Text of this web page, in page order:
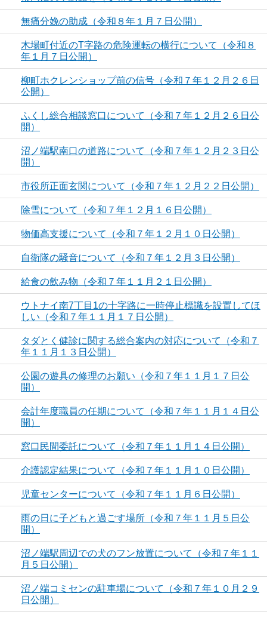
無痛分娩の助成（令和８年１月７日公開）
木場町付近のT字路の危険運転の横行について（令和８
年１月７日公開）
柳町ホクレンショップ前の信号（令和７年１２月２６日
公開）
ふくし総合相談窓口について（令和７年１２月２６日公
開）
沼ノ端駅南口の道路について（令和７年１２月２３日公
開）
市役所正面玄関について（令和７年１２月２２日公開）
除雪について（令和７年１２月１６日公開）
物価高支援について（令和７年１２月１０日公開）
自衛隊の騒音について（令和７年１２月３日公開）
給食の飲み物（令和７年１１月２１日公開）
ウトナイ南7丁目1の十字路に一時停止標識を設置してほ
しい（令和７年１１月１７日公開）
タダとく健診に関する総合案内の対応について（令和７
年１１月１３日公開）
公園の遊具の修理のお願い（令和７年１１月１７日公
開）
会計年度職員の任期について（令和７年１１月１４日公
開）
窓口民間委託について（令和７年１１月１４日公開）
介護認定結果について（令和７年１１月１０日公開）
児童センターについて（令和７年１１月６日公開）
雨の日に子どもと過ごす場所（令和７年１１月５日公
開）
沼ノ端駅周辺での犬のフン放置について（令和７年１１
月５日公開）
沼ノ端コミセンの駐車場について（令和７年１０月２９
日公開）